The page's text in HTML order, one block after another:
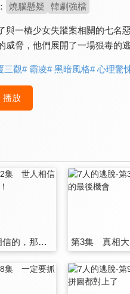
燒腦懸疑 韓劇強檔
與一樁少女失蹤案相關的七名
威脅，他們展開了一場狠毒的
三觀# 霸凌# 黑暗風格# 心理驚
播放
第2集 世人相信的，那才是真相！